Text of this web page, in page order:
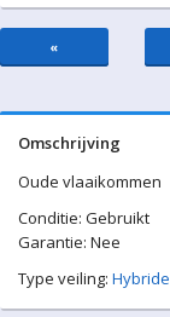
«
Omschrijving
Oude vlaaikommen
Conditie: Gebruikt
Garantie: Nee
Type veiling: